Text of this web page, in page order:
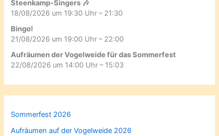
Steenkamp-Singers 🎶
18/08/2026 um 19:30 Uhr – 21:30
Bingo!
21/08/2026 um 19:00 Uhr – 22:00
Aufräumen der Vogelweide für das Sommerfest
22/08/2026 um 14:00 Uhr – 15:03
Sommerfest 2026
Aufräumen auf der Vogelweide 2026